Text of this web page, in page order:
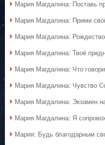
Мария Магдалина: Поставь
Мария Магдалина: Прими
Мария Магдалина:
Мария Магдалина: Твоё
Мария Магдалина: Что
Мария Магдалина: Чувство
Мария Магдалина: Экзамен
Мария Магдалина: Я
Мария: Будь благодарным